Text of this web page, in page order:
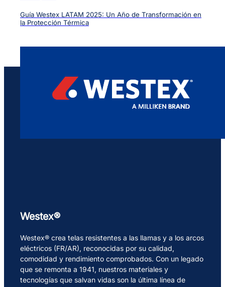
Guía Westex LATAM 2025: Un Año de Transformación en
la Protección Térmica
Westex®
Westex® crea telas resistentes a las llamas y a los arcos
eléctricos (FR/AR), reconocidas por su calidad,
comodidad y rendimiento comprobados. Con un legado
que se remonta a 1941, nuestros materiales y
tecnologías que salvan vidas son la última línea de